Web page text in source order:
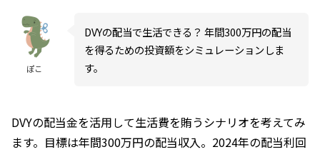
ぽこ
DVYの配当で生活できる？ 年間300万円の配当
を得るための投資額をシミュレーションしま
す。
DVYの配当金を活用して生活費を賄うシナリオを考えてみ
ます。目標は年間300万円の配当収入。2024年の配当利回